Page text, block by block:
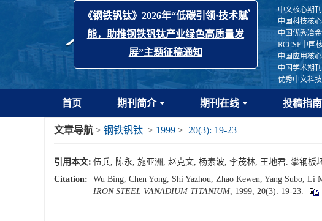
中文核心期刊
中国科技核
中国优秀冶
RCCSE中国
中国应用核心
中国学术期
优秀中文科
首页 期刊简介 期刊在线 投稿指南
文章导航 > 钢铁钒钛 > 1999 > 20(3): 19-23
引用本文: 伍兵, 陈永, 施亚洲, 赵克文, 杨素波, 李茂林, 王地君. 攀钢板
Citation:
Wu Bing, Chen Yong, Shi Yazhou, Zhao Kewen, Yang Subo,
IRON STEEL VANADIUM TITANIUM, 1999, 20(3): 19-23.
《钢铁钒钛》2026年“低碳引领·技术赋
能，助推钢铁钒钛产业绿色高质量发
展”主题征稿通知